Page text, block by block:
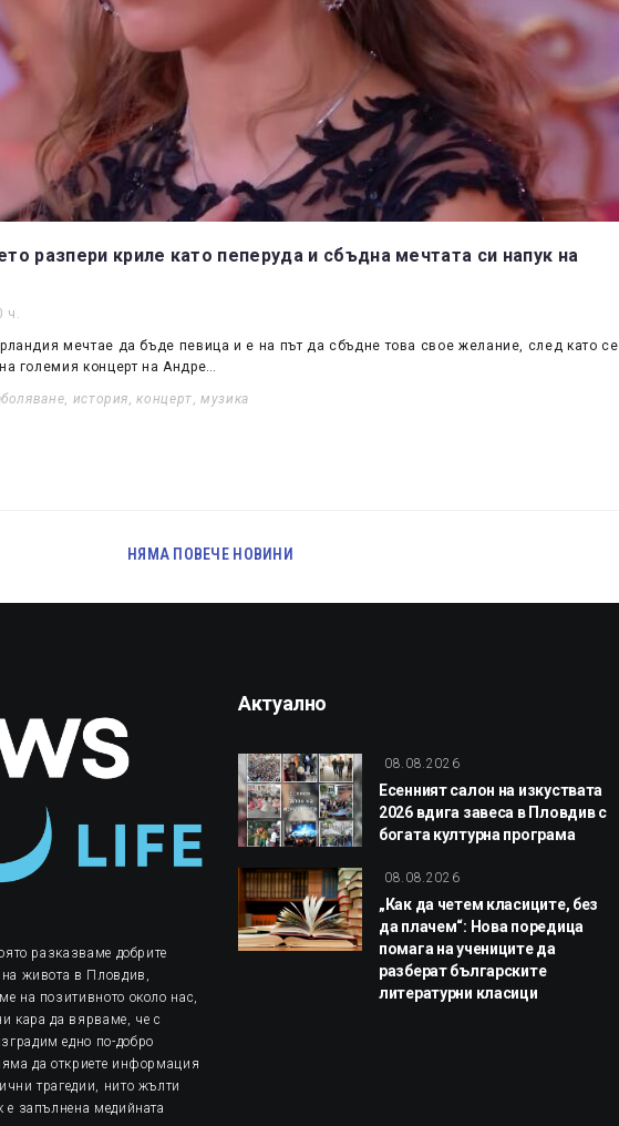
разпери криле като пеперуда и сбъдна мечтата си напук на
ч.
мечтае да бъде певица и е на път да сбъдне това свое желание, след като се
големия концерт на Андре…
, история,концерт,музика
НЯМА ПОВЕЧЕ НОВИНИ
разказваме добрите
на живота в Пловдив,
на позитивното около нас,
кара да вярваме, че с
едно по-добро
да откриете информация
трагедии, нито жълти
е запълнена медийната
Актуално
08.08.2026
Есенният салон на изкуствата
2026 вдига завеса в Пловдив с
богата културна програма
08.08.2026
„Как да четем класиците, без
да плачем“: Нова поредица
помага на учениците да
разберат българските
литературни класици